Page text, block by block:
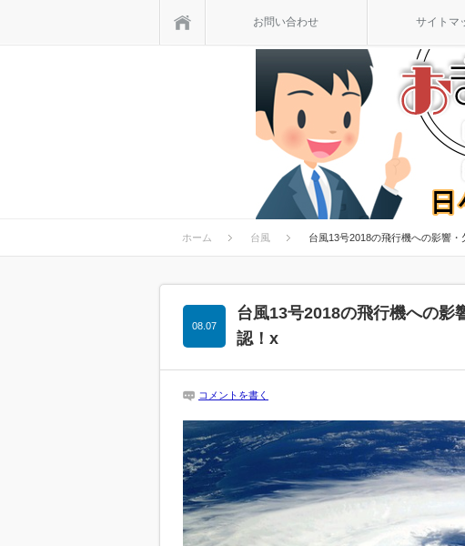
お問い合わせ サイトマ
ホーム 台風 台風13号2018の飛行機への影響
台風13号2018の飛行機への影
認！x
08.07
コメントを書く